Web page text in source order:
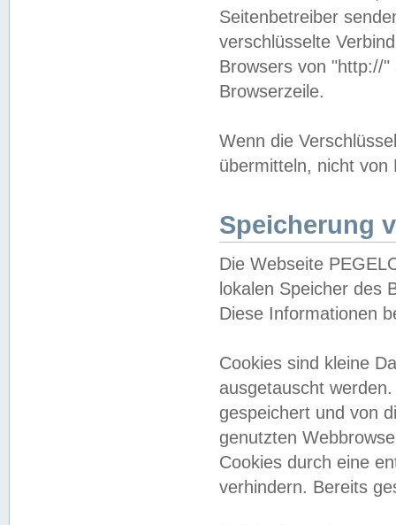
Seitenbetreiber
verschlüsselte
Browsers von "http://
Browserzeile.
Wenn die
übermitteln, nicht von
Speicherung
Die Webseite
lokalen Speicher des
Diese Informationen
Cookies sind kleine
ausgetauscht
gespeichert und von
genutzten
Cookies durch eine
verhindern. Bereits